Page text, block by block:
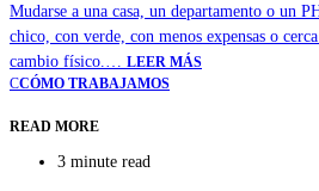
Mudarse a una casa, un departamento o un
chico, con verde, con menos expensas o
cambio físico.… LEER MÁS
CCÓMO TRABAJAMOS
READ MORE
3 minute read